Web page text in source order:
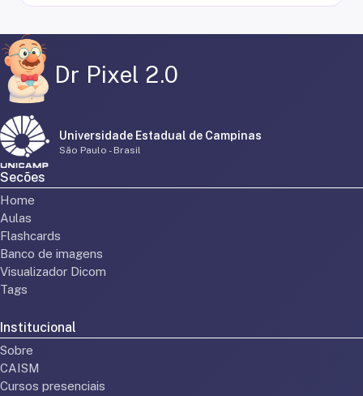
Dr Pixel 2.0
Universidade Estadual de Campinas
São Paulo - Brasil
Secões
Home
Aulas
Flashcards
Banco de imagens
Visualizador Dicom
Tags
Institucional
Sobre
CAISM
Cursos presenciais